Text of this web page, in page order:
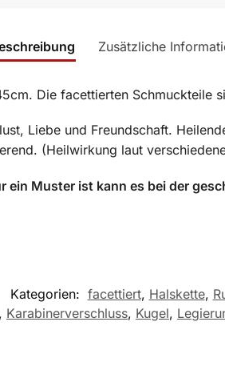
Zusätzliche
Die facettierten Schmuckteile
Liebe und Freundschaft.
(Heilwirkung laut
Muster ist kann es bei der
Kategorien: facettiert, Halskette,
, Karabinerverschluss, Kugel,